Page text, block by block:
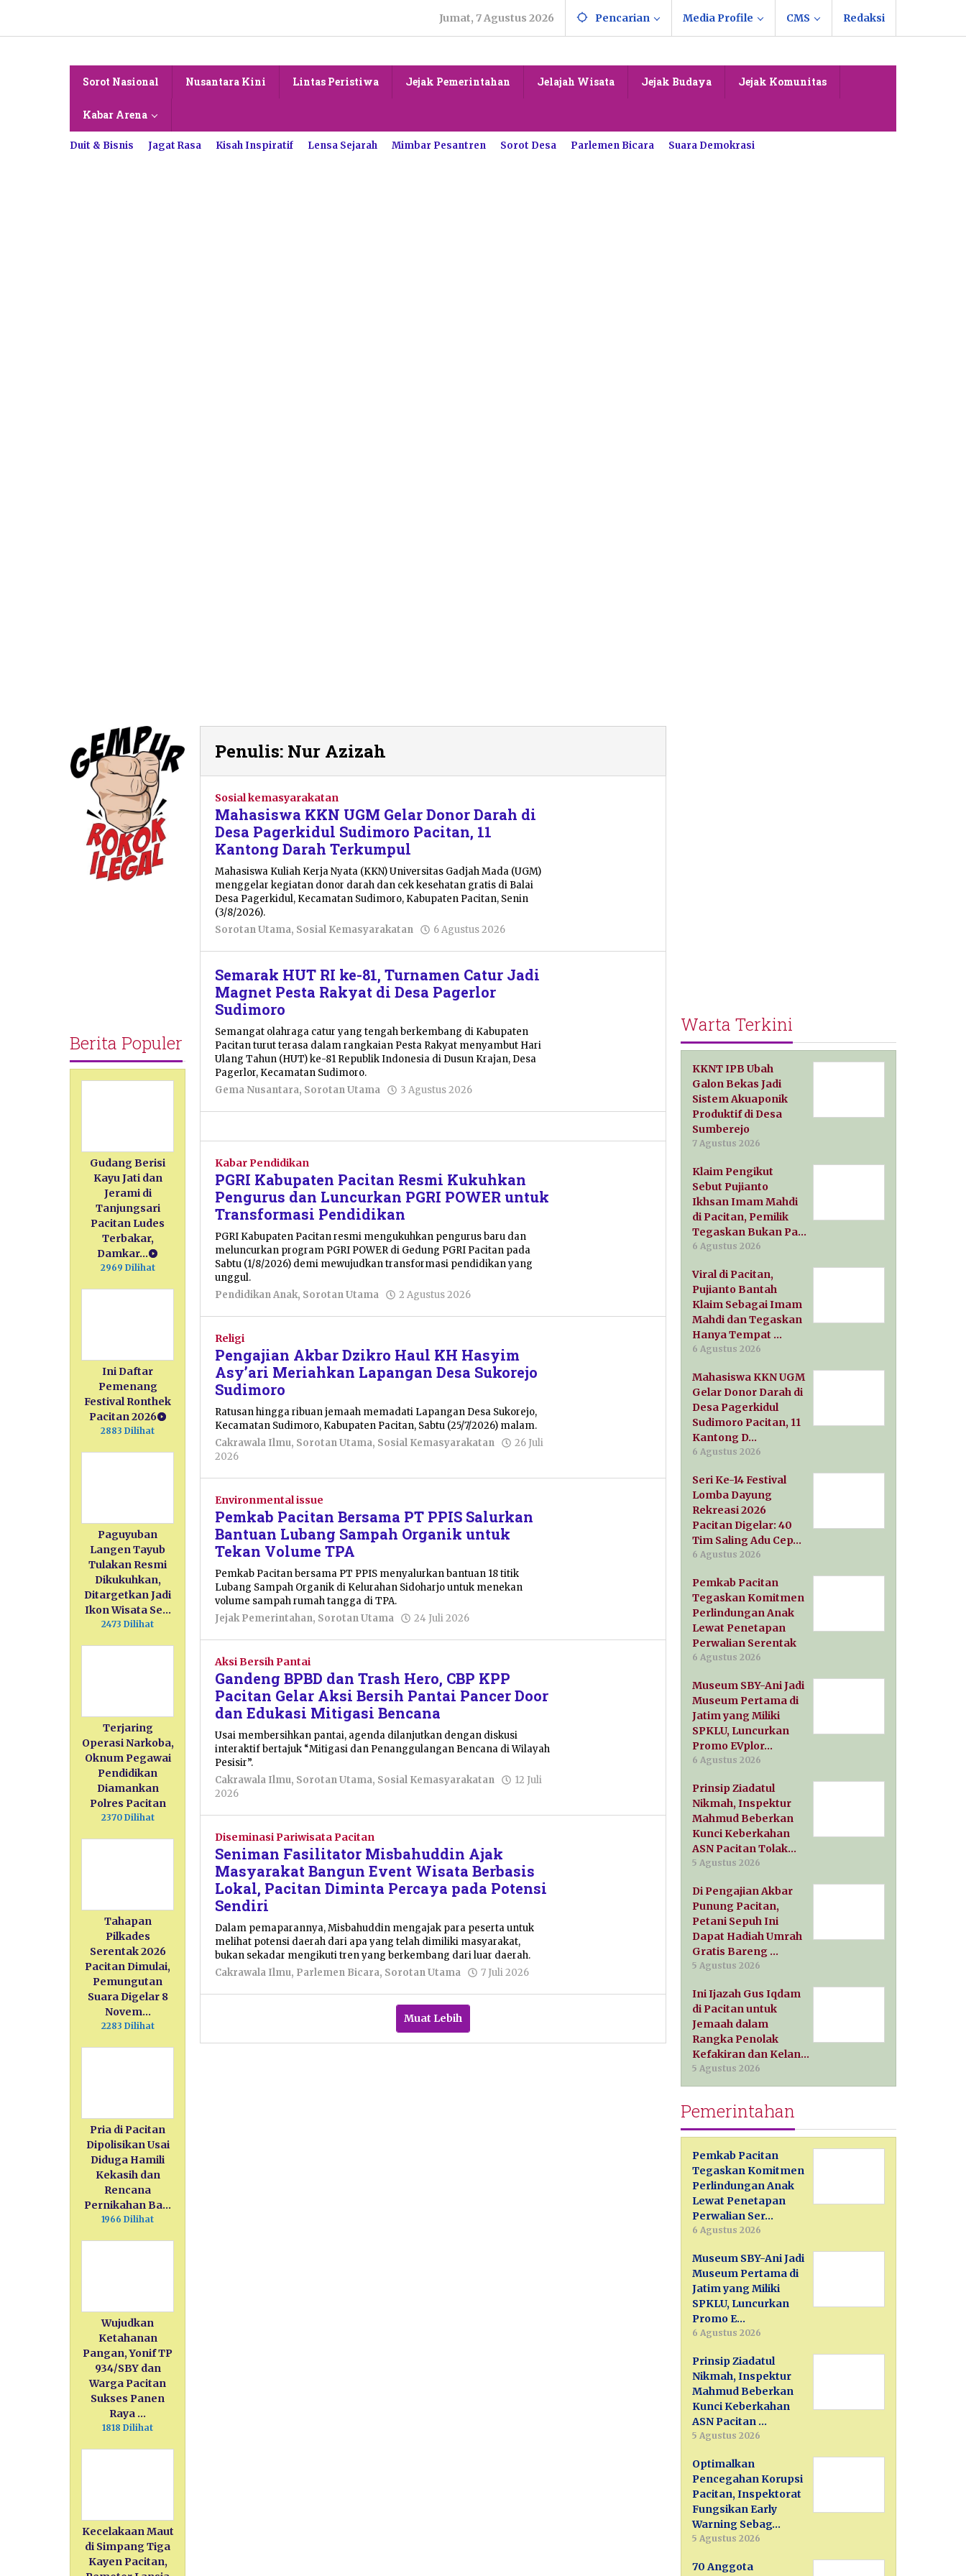
konten
Jumat, 7 Agustus 2026 Pencarian Media Profile CMS Redaksi
Sorot Nasional Nusantara Kini Lintas Peristiwa Jejak Pemerintahan Jelajah Wisata Jejak Budaya Jejak Komunitas
Kabar Arena
Duit & Bisnis Jagat Rasa Kisah Inspiratif Lensa Sejarah Mimbar Pesantren Sorot Desa Parlemen Bicara Suara Demokrasi
Berita Populer
Gudang Berisi
Kayu Jati dan
Jerami di
Tanjungsari
Pacitan Ludes
Terbakar,
Damkar…
2969 Dilihat
Ini Daftar
Pemenang
Festival Ronthek
Pacitan 2026
2883 Dilihat
Paguyuban
Langen Tayub
Tulakan Resmi
Dikukuhkan,
Ditargetkan Jadi
Ikon Wisata Se…
2473 Dilihat
Terjaring
Operasi Narkoba,
Oknum Pegawai
Pendidikan
Diamankan
Polres Pacitan
2370 Dilihat
Tahapan
Pilkades
Serentak 2026
Pacitan Dimulai,
Pemungutan
Suara Digelar 8
Novem…
2283 Dilihat
Pria di Pacitan
Dipolisikan Usai
Diduga Hamili
Kekasih dan
Rencana
Pernikahan Ba…
1966 Dilihat
Wujudkan
Ketahanan
Pangan, Yonif TP
934/SBY dan
Warga Pacitan
Sukses Panen
Raya …
1818 Dilihat
Kecelakaan Maut
di Simpang Tiga
Kayen Pacitan,
Penulis: Nur Azizah
Sosial kemasyarakatan
Mahasiswa KKN UGM Gelar Donor Darah di
Desa Pagerkidul Sudimoro Pacitan, 11
Kantong Darah Terkumpul
Mahasiswa Kuliah Kerja Nyata (KKN) Universitas Gadjah Mada (UGM)
menggelar kegiatan donor darah dan cek kesehatan gratis di Balai
Desa Pagerkidul, Kecamatan Sudimoro, Kabupaten Pacitan, Senin
(3/8/2026).
Sorotan Utama, Sosial Kemasyarakatan 6 Agustus 2026
Azizah
Semarak HUT RI ke-81, Turnamen Catur Jadi
Magnet Pesta Rakyat di Desa Pagerlor
Sudimoro
Semangat olahraga catur yang tengah berkembang di Kabupaten
Pacitan turut terasa dalam rangkaian Pesta Rakyat menyambut Hari
Ulang Tahun (HUT) ke-81 Republik Indonesia di Dusun Krajan, Desa
Pagerlor, Kecamatan Sudimoro.
Gema Nusantara, Sorotan Utama 3 Agustus 2026
Azizah
Kabar Pendidikan
PGRI Kabupaten Pacitan Resmi Kukuhkan
Pengurus dan Luncurkan PGRI POWER untuk
Transformasi Pendidikan
PGRI Kabupaten Pacitan resmi mengukuhkan pengurus baru dan
meluncurkan program PGRI POWER di Gedung PGRI Pacitan pada
Sabtu (1/8/2026) demi mewujudkan transformasi pendidikan yang
unggul.
Pendidikan Anak, Sorotan Utama 2 Agustus 2026
Azizah
Religi
Pengajian Akbar Dzikro Haul KH Hasyim
Asy’ari Meriahkan Lapangan Desa Sukorejo
Sudimoro
Ratusan hingga ribuan jemaah memadati Lapangan Desa Sukorejo,
Kecamatan Sudimoro, Kabupaten Pacitan, Sabtu (25/7/2026) malam.
Cakrawala Ilmu, Sorotan Utama, Sosial Kemasyarakatan
26 Juli
2026
Azizah
Environmental issue
Pemkab Pacitan Bersama PT PPIS Salurkan
Bantuan Lubang Sampah Organik untuk
Tekan Volume TPA
Pemkab Pacitan bersama PT PPIS menyalurkan bantuan 18 titik
Lubang Sampah Organik di Kelurahan Sidoharjo untuk menekan
volume sampah rumah tangga di TPA.
Jejak Pemerintahan, Sorotan Utama 24 Juli 2026
Azizah
Aksi Bersih Pantai
Gandeng BPBD dan Trash Hero, CBP KPP
Pacitan Gelar Aksi Bersih Pantai Pancer Door
dan Edukasi Mitigasi Bencana
Usai membersihkan pantai, agenda dilanjutkan dengan diskusi
interaktif bertajuk “Mitigasi dan Penanggulangan Bencana di Wilayah
Pesisir”.
Cakrawala Ilmu, Sorotan Utama, Sosial Kemasyarakatan
12 Juli
2026
Azizah
Diseminasi Pariwisata Pacitan
Seniman Fasilitator Misbahuddin Ajak
Masyarakat Bangun Event Wisata Berbasis
Lokal, Pacitan Diminta Percaya pada Potensi
Sendiri
Dalam pemaparannya, Misbahuddin mengajak para peserta untuk
melihat potensi daerah dari apa yang telah dimiliki masyarakat,
bukan sekadar mengikuti tren yang berkembang dari luar daerah.
Cakrawala Ilmu, Parlemen Bicara, Sorotan Utama 7 Juli 2026
Azizah
Muat Lebih
Warta Terkini
KKNT IPB Ubah
Galon Bekas Jadi
Sistem Akuaponik
Produktif di Desa
Sumberejo
7 Agustus 2026
Klaim Pengikut
Sebut Pujianto
Ikhsan Imam Mahdi
di Pacitan, Pemilik
Tegaskan Bukan Pa…
6 Agustus 2026
Viral di Pacitan,
Pujianto Bantah
Klaim Sebagai Imam
Mahdi dan Tegaskan
Hanya Tempat …
6 Agustus 2026
Mahasiswa KKN UGM
Gelar Donor Darah di
Desa Pagerkidul
Sudimoro Pacitan, 11
Kantong D…
6 Agustus 2026
Seri Ke-14 Festival
Lomba Dayung
Rekreasi 2026
Pacitan Digelar: 40
Tim Saling Adu Cep…
6 Agustus 2026
Pemkab Pacitan
Tegaskan Komitmen
Perlindungan Anak
Lewat Penetapan
Perwalian Serentak
6 Agustus 2026
Museum SBY-Ani Jadi
Museum Pertama di
Jatim yang Miliki
SPKLU, Luncurkan
Promo EVplor…
6 Agustus 2026
Prinsip Ziadatul
Nikmah, Inspektur
Mahmud Beberkan
Kunci Keberkahan
ASN Pacitan Tolak…
5 Agustus 2026
Di Pengajian Akbar
Punung Pacitan,
Petani Sepuh Ini
Dapat Hadiah Umrah
Gratis Bareng …
5 Agustus 2026
Ini Ijazah Gus Iqdam
di Pacitan untuk
Jemaah dalam
Rangka Penolak
Kefakiran dan Kelan…
5 Agustus 2026
Pemerintahan
Pemkab Pacitan
Tegaskan Komitmen
Perlindungan Anak
Lewat Penetapan
Perwalian Ser…
6 Agustus 2026
Museum SBY-Ani Jadi
Museum Pertama di
Jatim yang Miliki
SPKLU, Luncurkan
Promo E…
6 Agustus 2026
Prinsip Ziadatul
Nikmah, Inspektur
Mahmud Beberkan
Kunci Keberkahan
ASN Pacitan …
5 Agustus 2026
Optimalkan
Pencegahan Korupsi
Pacitan, Inspektorat
Fungsikan Early
Warning Sebag…
5 Agustus 2026
70 Anggota